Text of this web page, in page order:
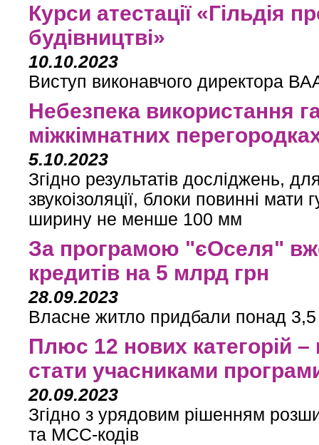
Курси атестації «Гільдія
будівництві»
10.10.2023
Виступ виконавчого директора
Небезпека використання
міжкімнатних
5.10.2023
Згідно результатів досліджень,
звукоізоляції, блоки повинні
ширину не менше 100 мм
За програмою "єОселя"
кредитів на 5 млрд грн
28.09.2023
Власне житло придбали понад 3,5
Плюс 12 нових категорій
стати учасниками
20.09.2023
Згідно з урядовим рішенням
та МСС-кодів